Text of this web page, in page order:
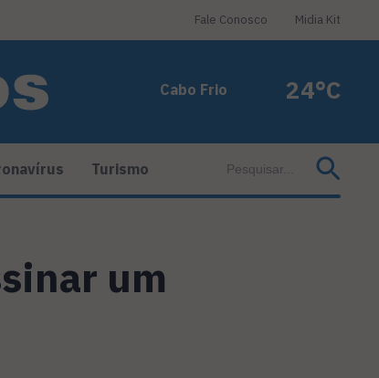
Fale Conosco Midia Kit
Cabo Frio 24°C
Turismo
um